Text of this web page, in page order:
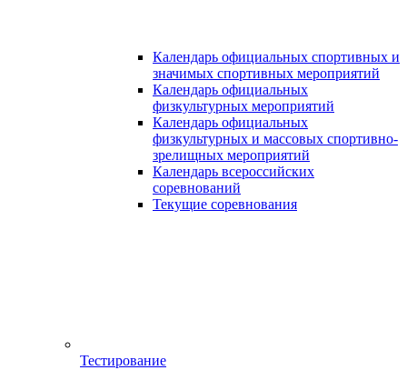
Календарь официальных спортивных и
значимых спортивных мероприятий
Календарь официальных
физкультурных мероприятий
Календарь официальных
физкультурных и массовых спортивно-
зрелищных мероприятий
Календарь всероссийских
соревнований
Текущие соревнования
Тестирование